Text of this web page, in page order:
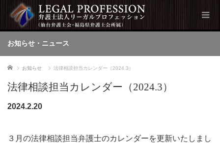
お知らせ・ニュース
ホーム お知らせ 法律相談担当カレンダー（2024.3）
法律相談担当カレンダー（2024.3）
2024.2.20
３月の法律相談担当弁護士のカレンダーを更新いたしまし